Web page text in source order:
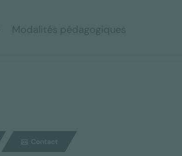
Modalités pédagogiques
Contact